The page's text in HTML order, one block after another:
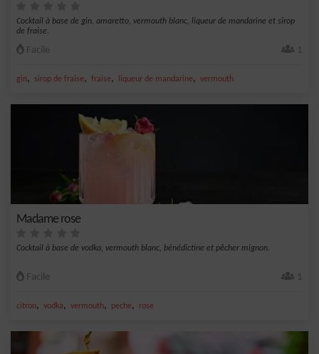
Cocktail à base de gin, amaretto, vermouth blanc, liqueur de mandarine et sirop
de fraise.
Facile 1
gin, sirop de fraise, fraise, liqueur de mandarine, vermouth
Madame rose
Cocktail à base de vodka, vermouth blanc, bénédictine et pêcher mignon.
Facile 1
citron, vodka, vermouth, peche, rose